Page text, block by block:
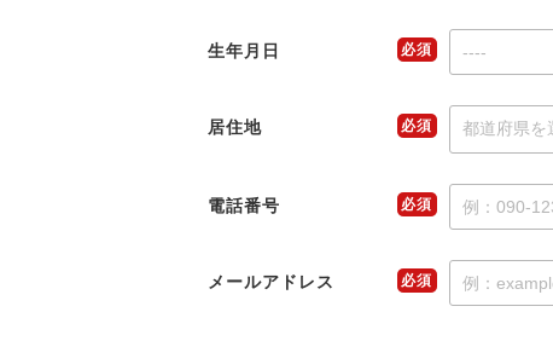
中長期で転職をお考えの方
生年月日 必須
居住地 必須
電話番号 必須
メールアドレス 必須